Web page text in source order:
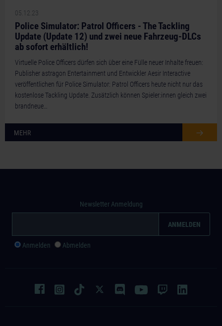
05.12.23
Police Simulator: Patrol Officers - The Tackling
Update (Update 12) und zwei neue Fahrzeug-DLCs
ab sofort erhältlich!
Virtuelle Police Officers dürfen sich über eine Fülle neuer Inhalte freuen:
Publisher astragon Entertainment und Entwickler Aesir Interactive
veröffentlichen für Police Simulator: Patrol Officers heute nicht nur das
kostenlose Tackling Update. Zusätzlich können Spieler:innen gleich zwei
brandneue…
MEHR
Newsletter Anmeldung
Anmelden Abmelden